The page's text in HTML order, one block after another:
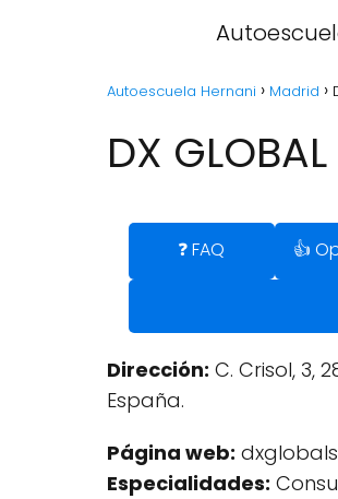
Autoescuela Hernani Madrid
DX
❓ FAQ 👍
Dirección: C. Crisol, 3,
España.
Página web:
Especialidades: